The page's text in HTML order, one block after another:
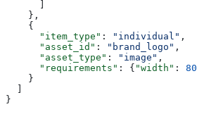
    },
    {
      "item_type"
: "individual" ,
      "asset_id"
: "brand_logo" ,
      "asset_type"
: "image" ,
      "requirements"
: { "width" : 80
    }
}